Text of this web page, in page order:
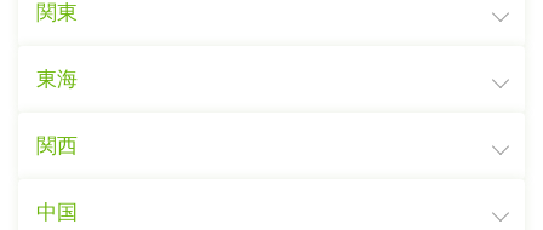
関東
東海
関西
中国